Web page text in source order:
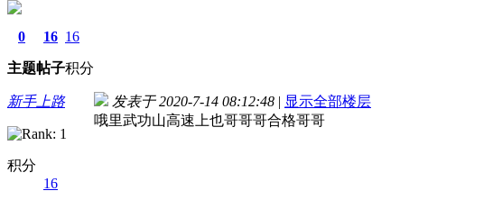
0
主题
16
帖子
16
积分
新手上路
积分
16
发表于 2020-7-14 08:12:48 | 显示全部楼层
哦里武功山高速上也哥哥哥合格哥哥